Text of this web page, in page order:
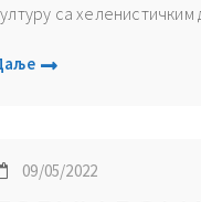
са
09/05/2022